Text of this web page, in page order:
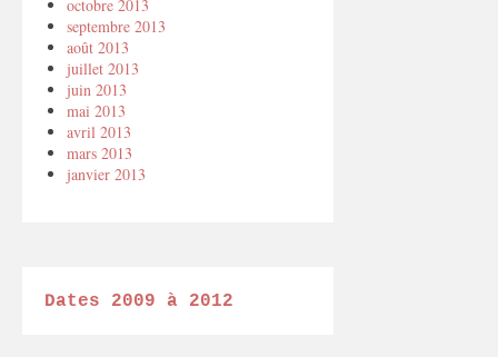
octobre 2013
septembre 2013
août 2013
juillet 2013
juin 2013
mai 2013
avril 2013
mars 2013
janvier 2013
Dates 2009 à 2012